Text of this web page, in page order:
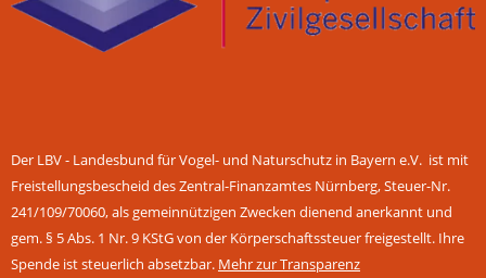
Der LBV - Landesbund für Vogel- und Naturschutz in Bayern e.V. ist mit
Freistellungsbescheid des Zentral-Finanzamtes Nürnberg, Steuer-Nr.
241/109/70060, als gemeinnützigen Zwecken dienend anerkannt und
gem. § 5 Abs. 1 Nr. 9 KStG von der Körperschaftssteuer freigestellt. Ihre
Spende ist steuerlich absetzbar. Mehr zur Transparenz